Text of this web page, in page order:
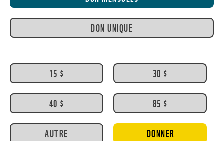
DON UNIQUE
15 $ 30 $
40 $ 85 $
AUTRE DONNER